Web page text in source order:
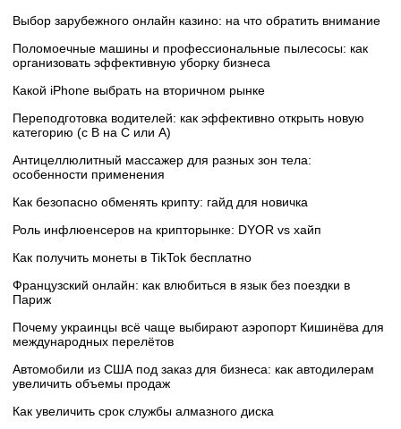
Выбор зарубежного онлайн казино: на что обратить внимание
Поломоечные машины и профессиональные пылесосы: как
организовать эффективную уборку бизнеса
Какой iPhone выбрать на вторичном рынке
Переподготовка водителей: как эффективно открыть новую
категорию (с B на C или А)
Антицеллюлитный массажер для разных зон тела:
особенности применения
Как безопасно обменять крипту: гайд для новичка
Роль инфлюенсеров на крипторынке: DYOR vs хайп
Как получить монеты в TikTok бесплатно
Французский онлайн: как влюбиться в язык без поездки в
Париж
Почему украинцы всё чаще выбирают аэропорт Кишинёва для
международных перелётов
Автомобили из США под заказ для бизнеса: как автодилерам
увеличить объемы продаж
Как увеличить срок службы алмазного диска